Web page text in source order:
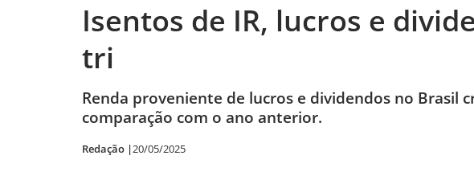
Isentos de IR, lucros e
tri
Renda proveniente de lucros e dividendos no Brasil
comparação com o ano anterior.
Redação |20/05/2025